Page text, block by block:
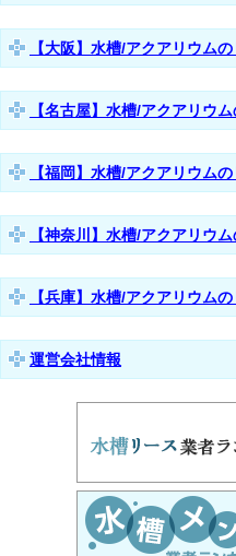
【大阪】水槽/アクアリウム
【名古屋】水槽/アクアリウ
【福岡】水槽/アクアリウム
【神奈川】水槽/アクアリウ
【兵庫】水槽/アクアリウム
運営会社情報